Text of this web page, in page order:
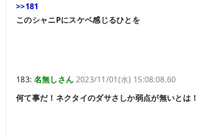
>>181
このシャニPにスケベ感じるひとを
183: 名無しさん 2023/11/01(水) 15:08:08.60
何て事だ！ネクタイのダサさしか弱点が無いとは！